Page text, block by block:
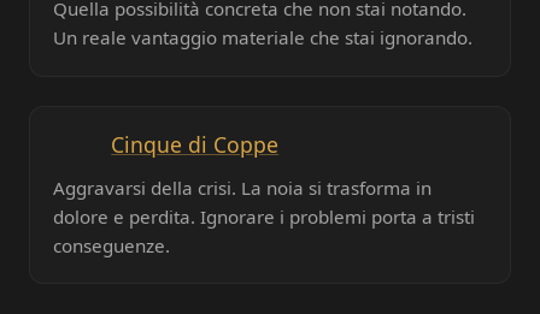
Quella possibilità concreta che non stai notando.
Un reale vantaggio materiale che stai ignorando.
Cinque di Coppe
Aggravarsi della crisi. La noia si trasforma in
dolore e perdita. Ignorare i problemi porta a tristi
conseguenze.